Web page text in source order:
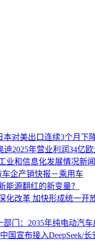
本对美出口连续3个月下
迪2025年营业利润34亿
业和信息化发展情况新
车企产销快报－乘用车
能源翻红的新变量？
化改革 加快形成统一开
部门：2035年纯电动汽
国宣布接入DeepSeek/